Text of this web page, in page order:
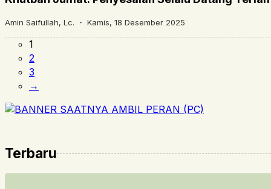
Amin Saifullah, Lc. ・ Kamis, 18 Desember 2025
1
2
3
→
Terbaru